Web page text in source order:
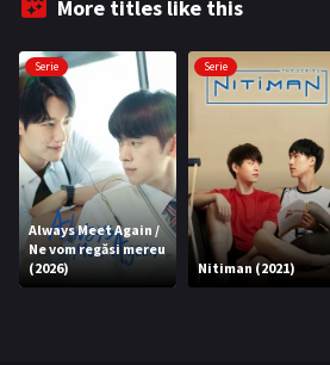
More titles like this
Serie
Always Meet Again /
Ne vom regăsi mereu
(2026)
Serie
Nitiman (2021)